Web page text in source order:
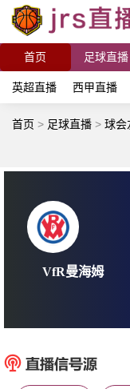
首页 足球直播
英超直播 西甲直播
首页 > 足球直播 > 球会
VfR曼海姆